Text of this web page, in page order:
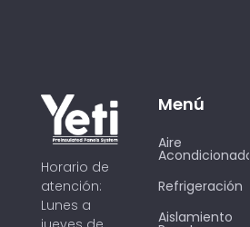
Horario de
atención:
Lunes a
Menú
Aire
Acondicionado
Refrigeración
Aislamiento